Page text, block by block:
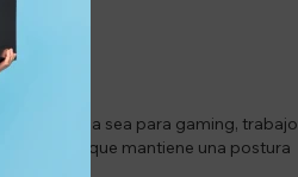
de uso, ya sea para gaming, trabajo
que mantiene una postura